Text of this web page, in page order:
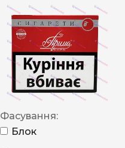
Фасування:
Блок